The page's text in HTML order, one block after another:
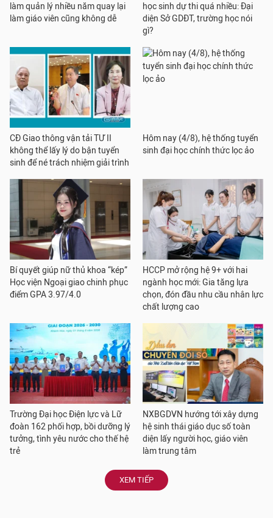
làm quản lý nhiều năm quay lại
làm giáo viên cũng không dễ
học sinh dự thi quá nhiều: Đại
diện Sở GDĐT, trường học nói
gì?
CĐ Giao thông vận tải TƯ II
không thể lấy lý do bận tuyển
sinh để né trách nhiệm giải trình
Hôm nay (4/8), hệ thống tuyển
sinh đại học chính thức lọc ảo
Bí quyết giúp nữ thủ khoa “kép”
Học viện Ngoại giao chinh phục
điểm GPA 3.97/4.0
HCCP mở rộng hệ 9+ với hai
ngành học mới: Gia tăng lựa
chọn, đón đầu nhu cầu nhân lực
chất lượng cao
Trường Đại học Điện lực và Lữ
đoàn 162 phối hợp, bồi dưỡng lý
tưởng, tình yêu nước cho thế hệ
trẻ
NXBGDVN hướng tới xây dựng
hệ sinh thái giáo dục số toàn
diện lấy người học, giáo viên
làm trung tâm
XEM TIẾP